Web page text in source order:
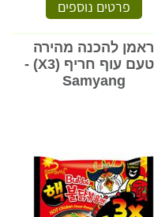
פרטים נוספים
ראמן להכנה מהירה
בטעם עוף חריף (X3) -
Samyang